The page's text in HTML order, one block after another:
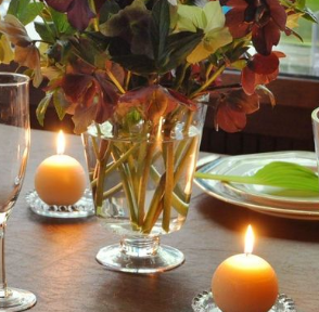
（ブランド）offti 《オフティ》
ALL
（ブランド）YURAGI《ゆらぎ》